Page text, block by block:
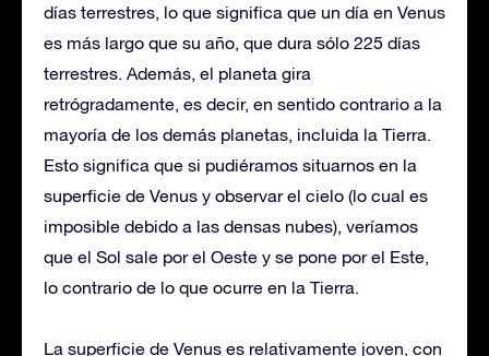
días terrestres, lo que significa que un día en Venus
es más largo que su año, que dura sólo 225 días
terrestres. Además, el planeta gira
retrógradamente, es decir, en sentido contrario a la
mayoría de los demás planetas, incluida la Tierra.
Esto significa que si pudiéramos situarnos en la
superficie de Venus y observar el cielo (lo cual es
imposible debido a las densas nubes), veríamos
que el Sol sale por el Oeste y se pone por el Este,
lo contrario de lo que ocurre en la Tierra.
La superficie de Venus es relativamente joven, con